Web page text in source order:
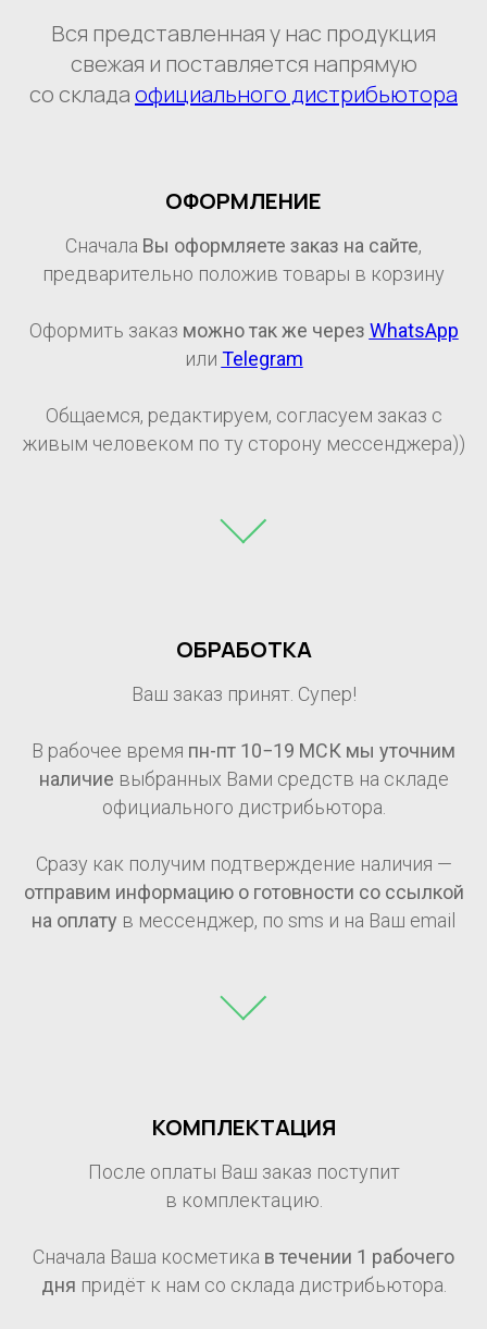
Вся представленная у нас продукция
свежая и поставляется напрямую
со складаофициального дистрибьютора
ОФОРМЛЕНИЕ
Сначала Вы оформляете заказ на сайте,
предварительно положив товары в корзину
Оформить заказ можно так же через WhatsApp
или Telegram
Общаемся, редактируем, согласуем заказ с
живым человеком по ту сторону мессенджера))
ОБРАБОТКА
Ваш заказ принят. Супер!
В рабочее время пн-пт 10−19 МСК мы уточним
наличие выбранных Вами средств на складе
официального дистрибьютора.
Сразу как получим подтверждение наличия —
отправим информацию о готовности со ссылкой
на оплату в мессенджер, по sms и на Ваш email
КОМПЛЕКТАЦИЯ
После оплаты Ваш заказ поступит
в комплектацию.
Сначала Ваша косметика в течении 1 рабочего
дня придёт к нам со склада дистрибьютора.